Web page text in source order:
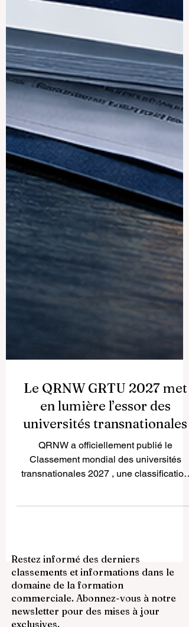
Le QRNW GRTU 2027 met
en lumière l’essor des
universités transnationales
QRNW a officiellement publié le
universités qui opèrent dans plusieurs
pays à travers des modèles académiques
intégrés et une présence éducative au-
delà des frontières nationales. La
publication de ce classement intervient à
Restez informé des derniers
classements et informations dans le
domaine de la formation
commerciale. Abonnez-vous à notre